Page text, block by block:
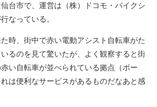
台市で、運営は（株）ドコモ・バイクシ
なっている。
時、街中で赤い電動アシスト自転車がた
るのを見て驚いたが、よく観察すると街
い自転車が並べられている拠点（ポー
は便利なサービスがあるものだなあと感